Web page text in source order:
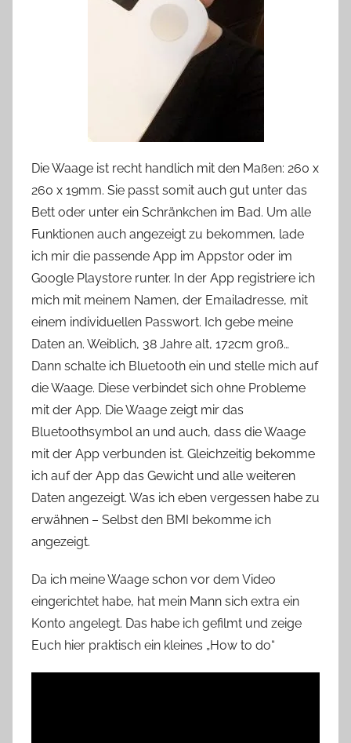
Die Waage ist recht handlich mit den Maßen: 260 x
260 x 19mm. Sie passt somit auch gut unter das
Bett oder unter ein Schränkchen im Bad. Um alle
Funktionen auch angezeigt zu bekommen, lade
ich mir die passende App im Appstor oder im
Google Playstore runter. In der App registriere ich
mich mit meinem Namen, der Emailadresse, mit
einem individuellen Passwort. Ich gebe meine
Daten an. Weiblich, 38 Jahre alt, 172cm groß…
Dann schalte ich Bluetooth ein und stelle mich auf
die Waage. Diese verbindet sich ohne Probleme
mit der App. Die Waage zeigt mir das
Bluetoothsymbol an und auch, dass die Waage
mit der App verbunden ist. Gleichzeitig bekomme
ich auf der App das Gewicht und alle weiteren
Daten angezeigt. Was ich eben vergessen habe zu
erwähnen – Selbst den BMI bekomme ich
angezeigt.
Da ich meine Waage schon vor dem Video
eingerichtet habe, hat mein Mann sich extra ein
Konto angelegt. Das habe ich gefilmt und zeige
Euch hier praktisch ein kleines „How to do“